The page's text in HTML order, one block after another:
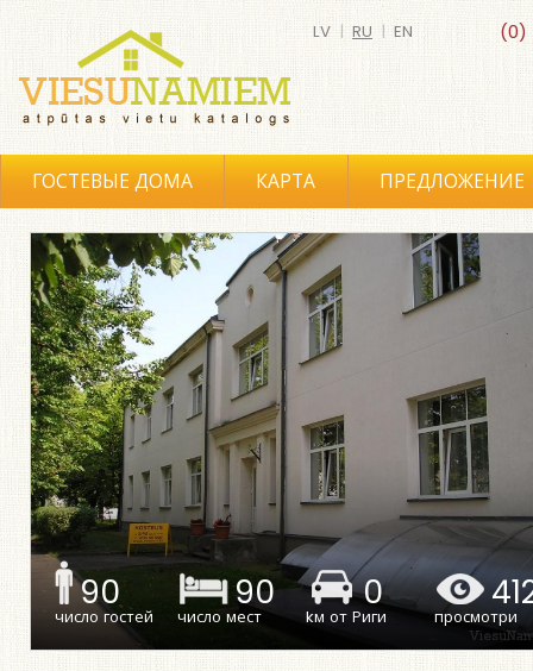
(0)
LV | RU | EN
ГОСТЕВЫЕ ДОМА КАРТА ПРЕДЛОЖЕНИЕ
90
число гостей
90
число мест
0
kм от Риги просмотри